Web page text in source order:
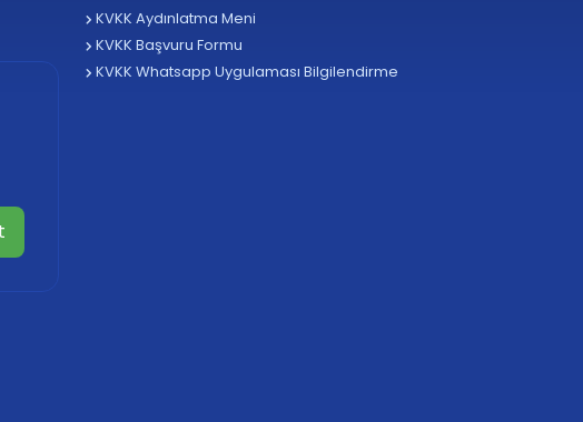
KVKK Aydınlatma Meni
KVKK Başvuru Formu
KVKK Whatsapp Uygulaması Bilgilendirme